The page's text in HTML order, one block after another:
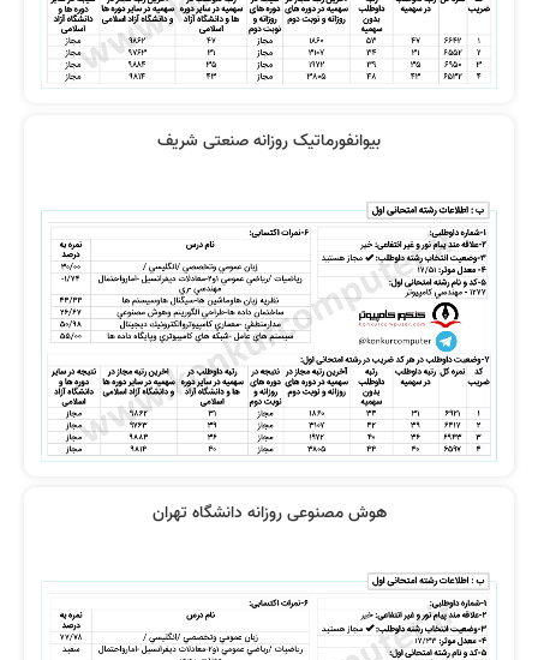
بیوانفورماتیک روزانه صنعتی شریف
هوش مصنوعی روزانه دانشگاه تهران